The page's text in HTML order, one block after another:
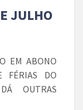
JULHO
EM ABONO
FÉRIAS DO
OUTRAS